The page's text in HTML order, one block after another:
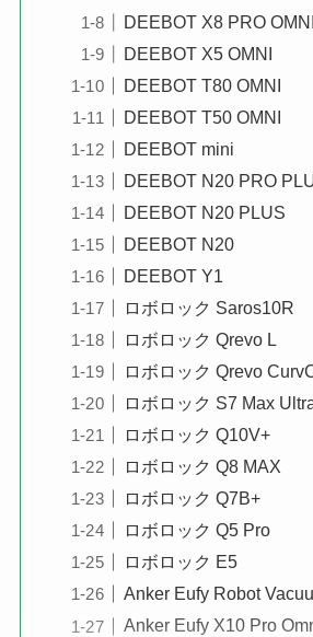
DEEBOT X8 PRO OMNI
DEEBOT X5 OMNI
DEEBOT T80 OMNI
DEEBOT T50 OMNI
DEEBOT mini
DEEBOT N20 PRO
DEEBOT N20 PLUS
DEEBOT N20
DEEBOT Y1
ロボロック Saros10R
ロボロック Qrevo L
ロボロック Qrevo
ロボロック S7 Max
ロボロック Q10V+
ロボロック Q8 MAX
ロボロック Q7B+
ロボロック Q5 Pro
ロボロック E5
Anker Eufy Robot
Anker Eufy X10 Pro